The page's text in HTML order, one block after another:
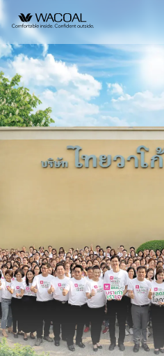
เกี่ยวกับเรา
วิสัยทัศน์ พันธกิจ และค่านิยม
ประวัติความเป็นมา
ลักษณะการประกอบธุรกิจ
โครงสร้างองค์กร
คณะกรรมการ
ผลิตภัณฑ์
ชุดชั้นในสตรี
ชุดเด็ก
ชุดชั้นนอกสตรี
นักลงทุนสัมพันธ์
หน้าแรกนักลงทุนสัมพันธ์
ข้อมูลองค์กร
ข้อมูลสำหรับผู้ถือหุ้น
ข่าวสารเพื่อนักลงทุน
ข้อมูลนำเสนอ
สอบถามข้อมูลนักลงทุน
การกำกับดูแลกิจการ
รายงานคณะกรรมการธรรมาภิ
นโยบายการแจ้งเบาะแสหรือข้อร้
นโยบายการกำกับดูแลบริษัทย่อย
นโยบายการสรรหากรรมการบริ
นโยบายการบริหารความเสี่ยง
นโยบายด้านภาษี
นโยบายด้านสังคม
นโยบายด้านสิ่งแวดล้อม
การขับเคลื่อนธุรกิจเพื่อความยั่ง
การบริหารจัดการห่วงโซ่คุณค่าข
ติดต่อ
บริษัท ไทยวาโก้ จำกัด (มหาชน)
บริษัท วาโก้ศรีราชา จำกัด
บริษัท วาโก้ลำพูน จำกัด
บริษัท วาโก้กบินทร์บุรี จำกัด